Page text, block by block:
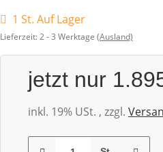
1 St. Auf Lager
Lieferzeit:2 - 3 Werktage (Ausland)
jetzt nur
inkl. 19% USt. , zzgl.